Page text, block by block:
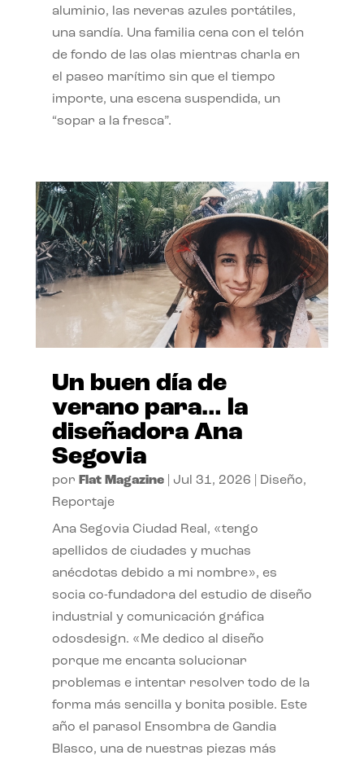
aluminio, las neveras azules portátiles,
una sandía. Una familia cena con el telón
de fondo de las olas mientras charla en
el paseo marítimo sin que el tiempo
importe, una escena suspendida, un
“sopar a la fresca”.
Un buen día de
verano para… la
diseñadora Ana
Segovia
por Flat Magazine| Jul 31, 2026 Diseño,
Reportaje
Ana Segovia Ciudad Real, «tengo
apellidos de ciudades y muchas
anécdotas debido a mi nombre», es
socia co-fundadora del estudio de diseño
industrial y comunicación gráfica
odosdesign. «Me dedico al diseño
porque me encanta solucionar
problemas e intentar resolver todo de la
forma más sencilla y bonita posible. Este
año el parasol Ensombra de Gandia
Blasco, una de nuestras piezas más